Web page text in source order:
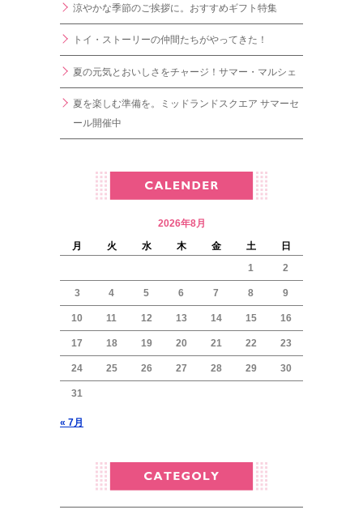
涼やかな季節のご挨拶に。おすすめギフト特集
トイ・ストーリーの仲間たちがやってきた！
夏の元気とおいしさをチャージ！サマー・マルシェ
夏を楽しむ準備を。ミッドランドスクエア サマーセ
ール開催中
2026年8月
月
火 水 木 金 土
日
1
2
3 4 5 6 7 8 9
10 11 12 13 14 15 16
17 18 19 20 21 22 23
24 25 26 27 28 29 30
31
« 7月